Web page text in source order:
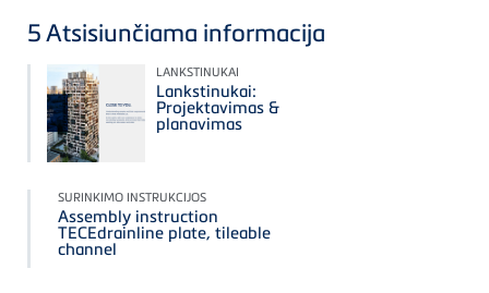
5Atsisiunčiama informacija
LANKSTINUKAI
Lankstinukai:
Projektavimas &
planavimas
SURINKIMO INSTRUKCIJOS
Assembly instruction
TECEdrainline plate, tileable
channel